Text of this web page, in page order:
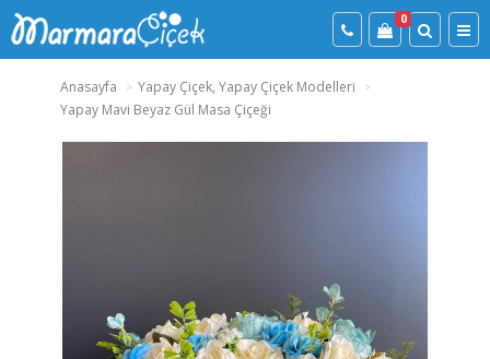
0
Anasayfa
Yapay Çiçek, Yapay Çiçek Modelleri
Yapay Mavi Beyaz Gül Masa Çiçeği